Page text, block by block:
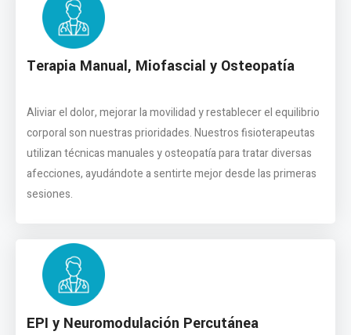
Terapia Manual, Miofascial y Osteopatía
Aliviar el dolor, mejorar la movilidad y restablecer el equilibrio
corporal son nuestras prioridades. Nuestros fisioterapeutas
utilizan técnicas manuales y osteopatía para tratar diversas
afecciones, ayudándote a sentirte mejor desde las primeras
sesiones.
EPI y Neuromodulación Percutánea